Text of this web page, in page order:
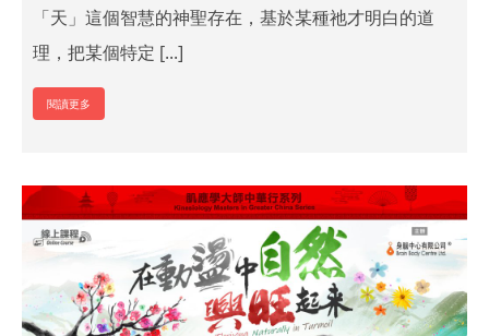
「天」這個智慧的神聖存在，基於某種祂才明白的道
理，把某個特定 [...]
閱讀更多